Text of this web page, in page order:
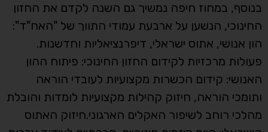
בנוסף, במחוז חיפה נמשיך גם השנה לקדם את החזון
החינוכי, הנשען על ארבעת עמודי התווך של "האח"ד":
הון אנושי, אתוס ישראלי, דיפרנציאליות וחדשנות.
פעולות מרכזיות לקידום החזון החינוכי: פיתוח ההון
האנושי: קידום הכשרות מקצועיות לעובדי הוראה
ותומכי הוראה, חיזוק קהילות מקצועיות לומדות והובלת
מהלכי רוחב לשיפור האקלים הארגוני.חיזוק האתוס